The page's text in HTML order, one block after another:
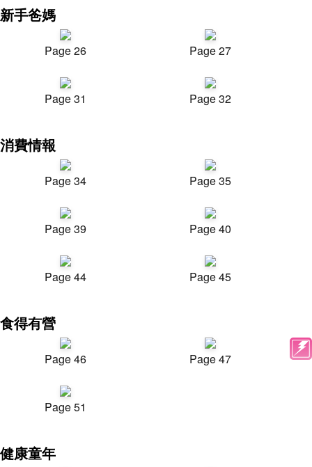
新手爸媽
Page 26 Page 27
Page 31 Page 32
消費情報
Page 34 Page 35
Page 39 Page 40
Page 44 Page 45
食得有營
Page 46 Page 47
Page 51
健康童年